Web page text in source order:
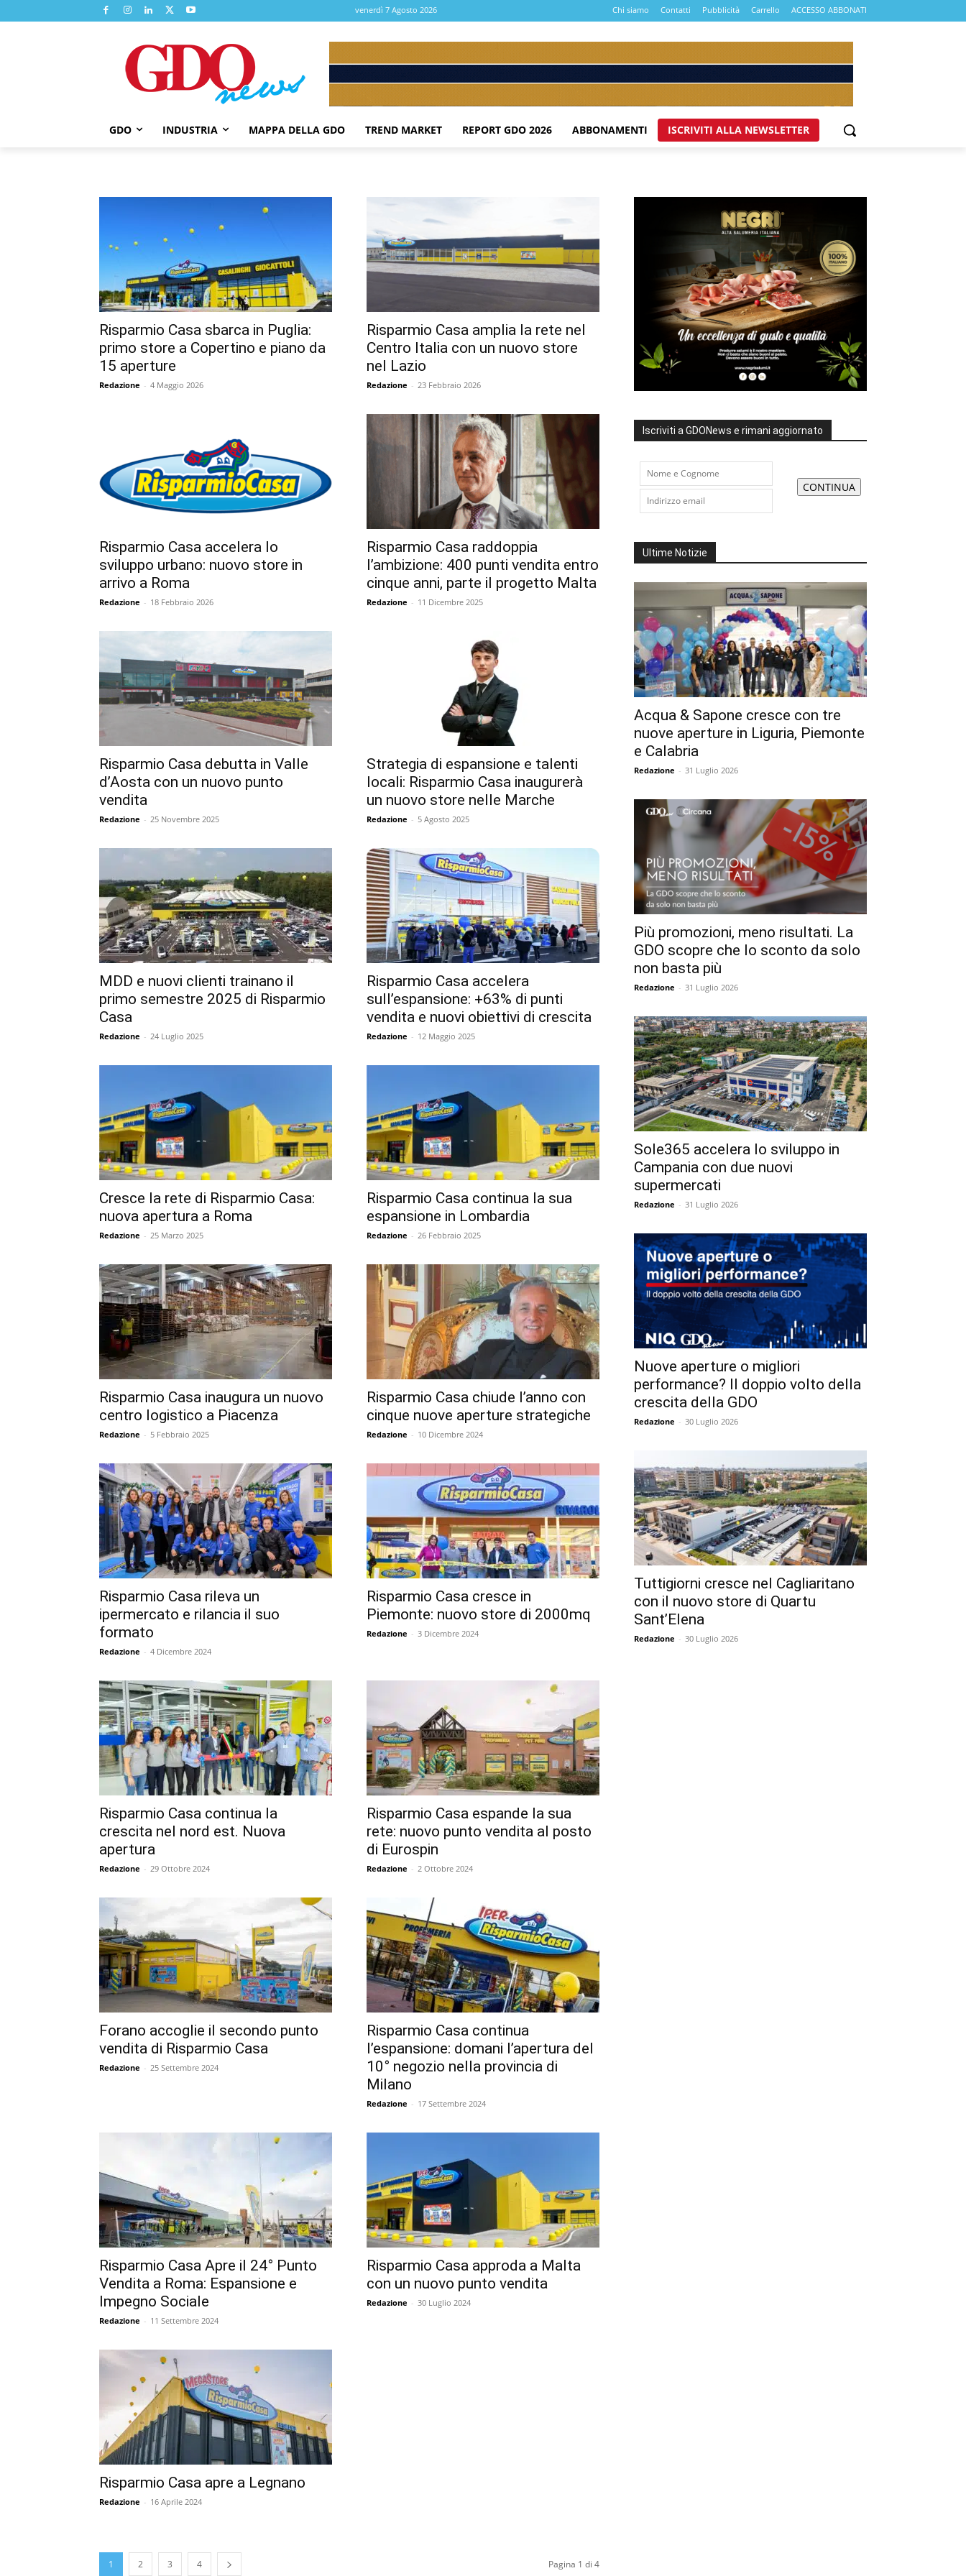
venerdì 7 Agosto 2026 Chi siamo Contatti Pubblicità Carrello ACCESSO ABBONATI
GDO INDUSTRIA MAPPA DELLA GDO TREND MARKET REPORT GDO 2026 ABBONAMENTI ISCRIVITI ALLA NEWSLETTER
Risparmio Casa sbarca in Puglia:
primo store a Copertino e piano da
15 aperture
Redazione - 4 Maggio 2026
Risparmio Casa amplia la rete nel
Centro Italia con un nuovo store
nel Lazio
Redazione - 23 Febbraio 2026
Risparmio Casa accelera lo
sviluppo urbano: nuovo store in
arrivo a Roma
Redazione - 18 Febbraio 2026
Risparmio Casa raddoppia
l’ambizione: 400 punti vendita entro
cinque anni, parte il progetto Malta
Redazione - 11 Dicembre 2025
Risparmio Casa debutta in Valle
d’Aosta con un nuovo punto
vendita
Redazione - 25 Novembre 2025
Strategia di espansione e talenti
locali: Risparmio Casa inaugurerà
un nuovo store nelle Marche
Redazione - 5 Agosto 2025
MDD e nuovi clienti trainano il
primo semestre 2025 di Risparmio
Casa
Redazione - 24 Luglio 2025
Risparmio Casa accelera
sull’espansione: +63% di punti
vendita e nuovi obiettivi di crescita
Redazione - 12 Maggio 2025
Cresce la rete di Risparmio Casa:
nuova apertura a Roma
Redazione - 25 Marzo 2025
Risparmio Casa continua la sua
espansione in Lombardia
Redazione - 26 Febbraio 2025
Risparmio Casa inaugura un nuovo
centro logistico a Piacenza
Redazione - 5 Febbraio 2025
Risparmio Casa chiude l’anno con
cinque nuove aperture strategiche
Redazione - 10 Dicembre 2024
Risparmio Casa rileva un
ipermercato e rilancia il suo
formato
Redazione - 4 Dicembre 2024
Risparmio Casa cresce in
Piemonte: nuovo store di 2000mq
Redazione - 3 Dicembre 2024
Risparmio Casa continua la
crescita nel nord est. Nuova
apertura
Redazione - 29 Ottobre 2024
Risparmio Casa espande la sua
rete: nuovo punto vendita al posto
di Eurospin
Redazione - 2 Ottobre 2024
Forano accoglie il secondo punto
vendita di Risparmio Casa
Redazione - 25 Settembre 2024
Risparmio Casa continua
l’espansione: domani l’apertura del
10° negozio nella provincia di
Milano
Redazione - 17 Settembre 2024
Risparmio Casa Apre il 24° Punto
Vendita a Roma: Espansione e
Impegno Sociale
Redazione - 11 Settembre 2024
Risparmio Casa approda a Malta
con un nuovo punto vendita
Redazione - 30 Luglio 2024
Risparmio Casa apre a Legnano
Redazione - 16 Aprile 2024
1 2 3 4 Pagina 1 di 4
Iscriviti a GDONews e rimani aggiornato
Ultime Notizie
Acqua & Sapone cresce con tre
nuove aperture in Liguria, Piemonte
e Calabria
Redazione - 31 Luglio 2026
Più promozioni, meno risultati. La
GDO scopre che lo sconto da solo
non basta più
Redazione - 31 Luglio 2026
Sole365 accelera lo sviluppo in
Campania con due nuovi
supermercati
Redazione - 31 Luglio 2026
Nuove aperture o migliori
performance? Il doppio volto della
crescita della GDO
Redazione - 30 Luglio 2026
Tuttigiorni cresce nel Cagliaritano
con il nuovo store di Quartu
Sant’Elena
Redazione - 30 Luglio 2026